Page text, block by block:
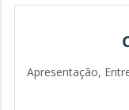
Apresentação,